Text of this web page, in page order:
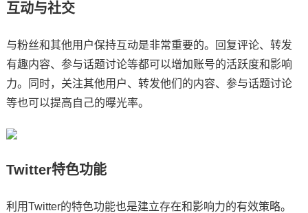
互动与社交
与粉丝和其他用户保持互动是非常重要的。回复评论、转发
有趣内容、参与话题讨论等都可以增加账号的活跃度和影响
力。同时，关注其他用户、转发他们的内容、参与话题讨论
等也可以提高自己的曝光率。
Twitter特色功能
利用Twitter的特色功能也是建立存在和影响力的有效策略。